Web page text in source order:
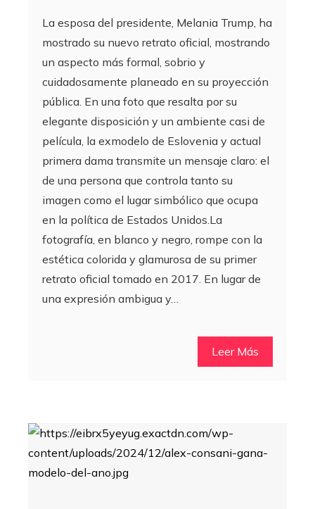
La esposa del presidente, Melania Trump, ha
mostrado su nuevo retrato oficial, mostrando
un aspecto más formal, sobrio y
cuidadosamente planeado en su proyección
pública. En una foto que resalta por su
elegante disposición y un ambiente casi de
película, la exmodelo de Eslovenia y actual
primera dama transmite un mensaje claro: el
de una persona que controla tanto su
imagen como el lugar simbólico que ocupa
en la política de Estados Unidos.La
fotografía, en blanco y negro, rompe con la
estética colorida y glamurosa de su primer
retrato oficial tomado en 2017. En lugar de
una expresión ambigua y…
Leer Más